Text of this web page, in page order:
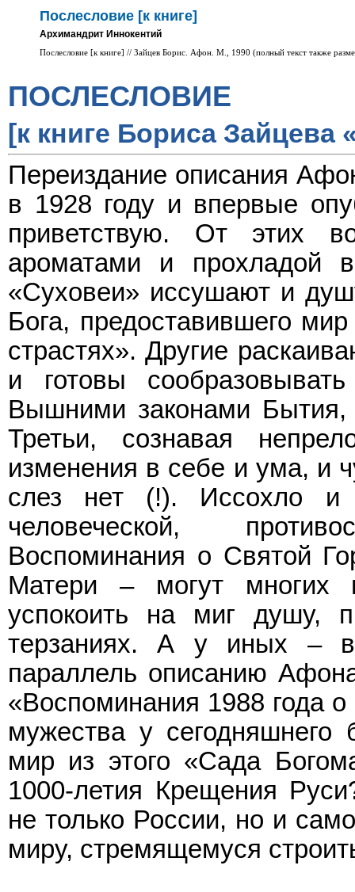
Послесловие [к книге]
Архимандрит Иннокентий
Послесловие [к книге] // Зайцев Борис. Афон. М., 1990 (полный текст также
ПОСЛЕСЛОВИЕ
[к книге Бориса Зайцева
Переиздание описания
в 1928 году и впервые
приветствую. От этих
ароматами и прохладой
«Суховеи» иссушают и
Бога, предоставившего
страстях». Другие
и готовы
Вышними законами Бытия,
Третьи, сознавая
изменения в себе и ума, и
слез нет (!). Иссохло и
человеческой,
Воспоминания о Святой
Матери – могут многих
успокоить на миг душу,
терзаниях. А у иных –
параллель описанию
«Воспоминания 1988 года
мужества у сегодняшнего
мир из этого «Сада
1000-летия Крещения
не только России, но и
миру, стремящемуся